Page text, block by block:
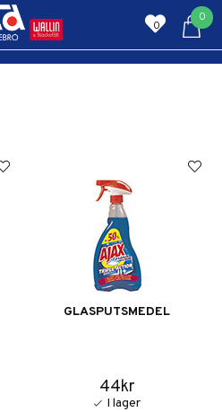
0
0
GLASPUTSMEDEL
44kr